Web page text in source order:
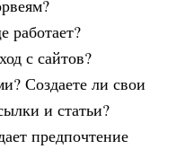
работает?
с сайтов?
Создаете ли свои
и статьи?
предпочтение